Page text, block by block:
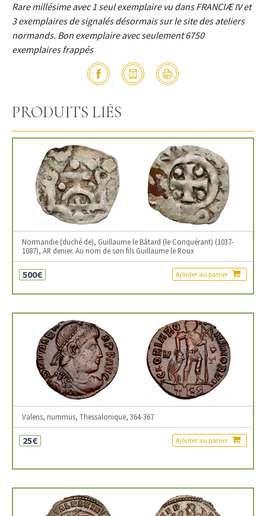
Rare millésime avec 1 seul exemplaire vu dans FRANCIÆ IV et
3 exemplaires de signalés désormais sur le site des ateliers
normands. Bon exemplaire avec seulement 6750
exemplaires frappés
PRODUITS LIÉS
Normandie (duché de), Guillaume le Bâtard (le Conquérant) (1037-
1087), AR denier. Au nom de son fils Guillaume le Roux
500€ Ajouter au panier
Valens, nummus, Thessalonique, 364-367
25€ Ajouter au panier